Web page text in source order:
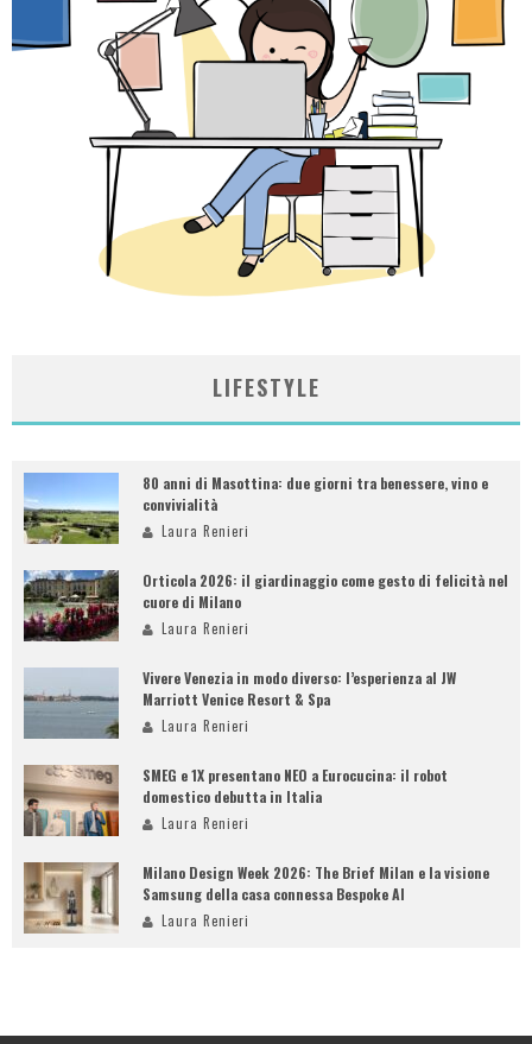
LIFESTYLE
80 anni di Masottina: due giorni tra benessere, vino e
convivialità
Laura Renieri
Orticola 2026: il giardinaggio come gesto di felicità nel
cuore di Milano
Laura Renieri
Vivere Venezia in modo diverso: l’esperienza al JW
Marriott Venice Resort & Spa
Laura Renieri
SMEG e 1X presentano NEO a Eurocucina: il robot
domestico debutta in Italia
Laura Renieri
Milano Design Week 2026: The Brief Milan e la visione
Samsung della casa connessa Bespoke AI
Laura Renieri